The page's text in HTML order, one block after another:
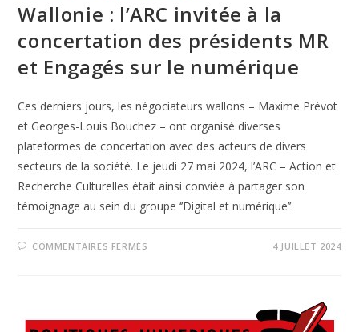
Wallonie : l’ARC invitée à la
concertation des présidents MR
et Engagés sur le numérique
Ces derniers jours, les négociateurs wallons – Maxime Prévot
et Georges-Louis Bouchez – ont organisé diverses
plateformes de concertation avec des acteurs de divers
secteurs de la société. Le jeudi 27 mai 2024, l’ARC – Action et
Recherche Culturelles était ainsi conviée à partager son
témoignage au sein du groupe ‘’Digital et numérique’’.
COMMENTAIRES FERMÉS 4 JUILLET 2024